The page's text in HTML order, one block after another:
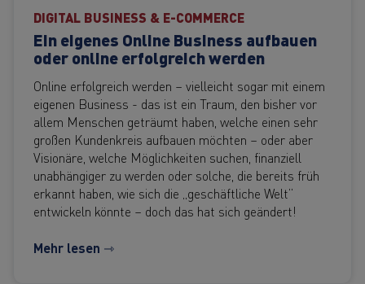
DIGITAL BUSINESS & E-COMMERCE
Ein eigenes Online Business aufbauen
oder online erfolgreich werden
Online erfolgreich werden – vielleicht sogar mit einem
eigenen Business - das ist ein Traum, den bisher vor
allem Menschen geträumt haben, welche einen sehr
großen Kundenkreis aufbauen möchten – oder aber
Visionäre, welche Möglichkeiten suchen, finanziell
unabhängiger zu werden oder solche, die bereits früh
erkannt haben, wie sich die „geschäftliche Welt“
entwickeln könnte – doch das hat sich geändert!
Mehr lesen ⇾